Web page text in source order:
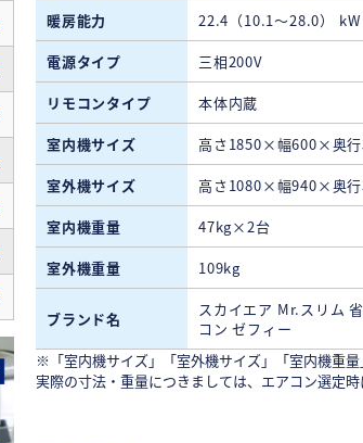
暖房能力
22.4（10.1～28.0） kW
電源タイプ
三相200V
リモコンタイプ
本体内蔵
室内機サイズ
高さ1850×幅600×奥
室外機サイズ
高さ1080×幅940×奥
室内機重量
47kg×2台
室外機重量
109kg
ブランド名
スカイエア Mr.スリム
コン ゼフィー
※「室内機サイズ」「室外機サイズ」「室内機重量
実際の寸法・重量につきましては、エアコン選定時